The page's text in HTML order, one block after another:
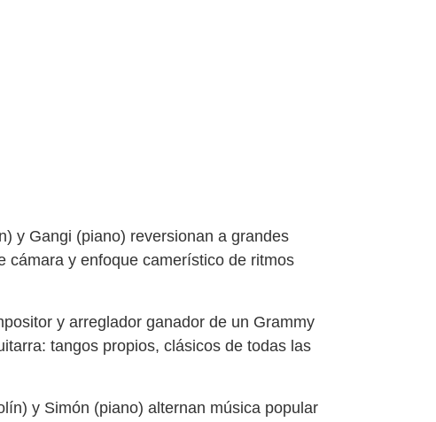
y Gangi (piano) reversionan a grandes
cámara y enfoque camerístico de ritmos
y arreglador ganador de un Grammy
tangos propios, clásicos de todas las
y Simón (piano) alternan música popular